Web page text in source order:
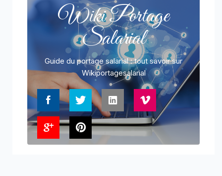
Wiki Portage
Salarial
Guide du portage salarial : tout savoir sur
Wikiportagesalarial